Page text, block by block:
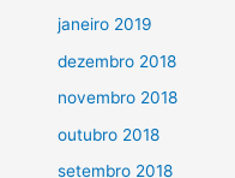
janeiro 2019
dezembro 2018
novembro 2018
outubro 2018
setembro 2018